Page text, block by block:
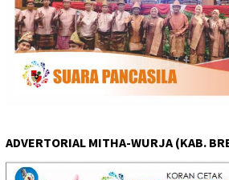
ADVERTORIAL MITHA-WURJA (KAB.